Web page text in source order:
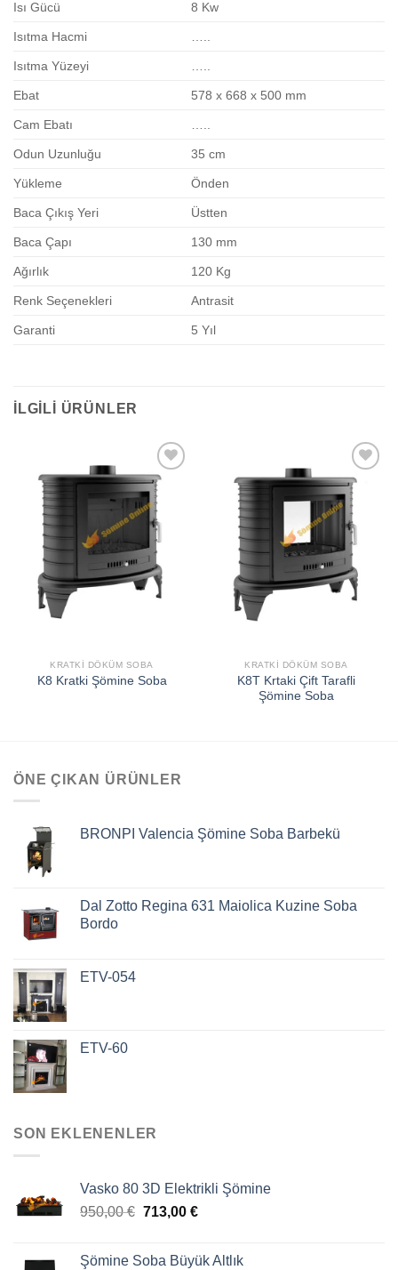
Isı Gücü 8 Kw
Isıtma Hacmi
Isıtma Yüzeyi
Ebat 578 x 668 x 500 mm
Cam Ebatı
Odun Uzunluğu 35 cm
Yükleme Önden
Baca Çıkış Yeri Üstten
Baca Çapı 130 mm
Ağırlık 120 Kg
Renk Seçenekleri Antrasit
Garanti 5 Yıl
İLGILI ÜRÜNLER
İSTEK
LISTEME
EKLE
KRATKI DÖKÜM SOBA
K8 Kratki Şömine Soba
İSTEK
LISTEME
EKLE
KRATKI DÖKÜM SOBA
K8T Krtaki Çift Tarafli
Şömine Soba
ÖNE ÇIKAN ÜRÜNLER
BRONPI Valencia Şömine Soba Barbekü
Dal Zotto Regina 631 Maiolica Kuzine Soba
Bordo
ETV-054
ETV-60
SON EKLENENLER
Vasko 80 3D Elektrikli Şömine
950,00€ 713,00 €
Şömine Soba Büyük Altlık